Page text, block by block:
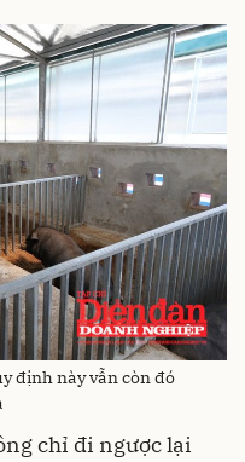
định này vẫn còn đó
chỉ đi ngược lại